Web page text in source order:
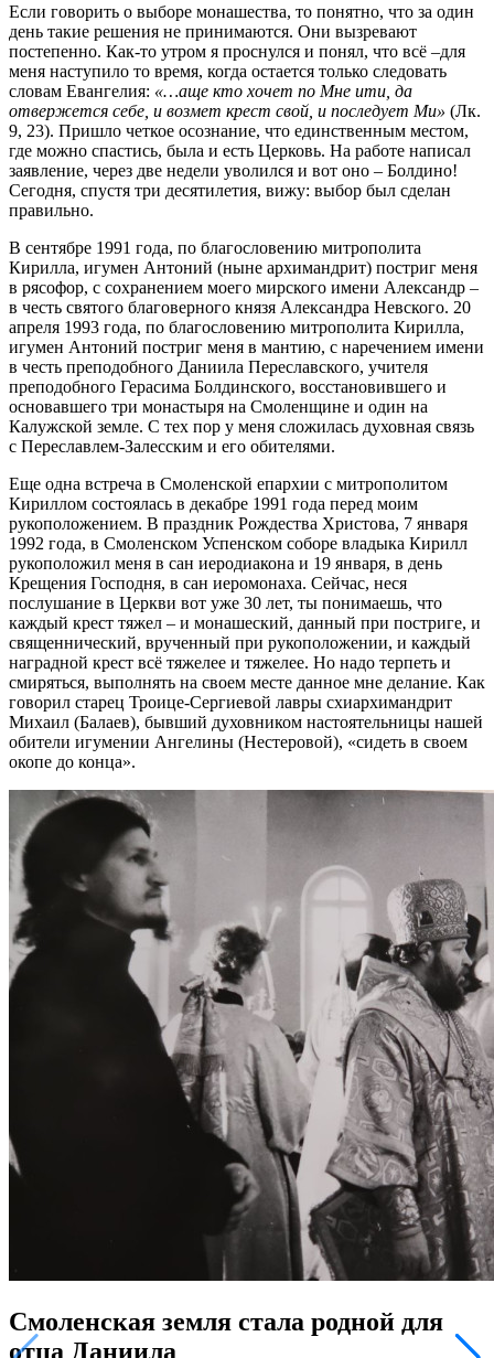
Если говорить о выборе монашества, то понятно, что за один
день такие решения не принимаются. Они вызревают
постепенно. Как-то утром я проснулся и понял, что всё –для
меня наступило то время, когда остается только следовать
словам Евангелия: «…аще кто хочет по Мне ити, да
отвержется себе, и возмет крест свой, и последует Ми» (Лк.
9, 23). Пришло четкое осознание, что единственным местом,
где можно спастись, была и есть Церковь. На работе написал
заявление, через две недели уволился и вот оно – Болдино!
Сегодня, спустя три десятилетия, вижу: выбор был сделан
правильно.
В сентябре 1991 года, по благословению митрополита
Кирилла, игумен Антоний (ныне архимандрит) постриг меня
в рясофор, с сохранением моего мирского имени Александр –
в честь святого благоверного князя Александра Невского. 20
апреля 1993 года, по благословению митрополита Кирилла,
игумен Антоний постриг меня в мантию, с наречением имени
в честь преподобного Даниила Переславского, учителя
преподобного Герасима Болдинского, восстановившего и
основавшего три монастыря на Смоленщине и один на
Калужской земле. С тех пор у меня сложилась духовная связь
с Переславлем-Залесским и его обителями.
Еще одна встреча в Смоленской епархии с митрополитом
Кириллом состоялась в декабре 1991 года перед моим
рукоположением. В праздник Рождества Христова, 7 января
1992 года, в Смоленском Успенском соборе владыка Кирилл
рукоположил меня в сан иеродиакона и 19 января, в день
Крещения Господня, в сан иеромонаха. Сейчас, неся
послушание в Церкви вот уже 30 лет, ты понимаешь, что
каждый крест тяжел – и монашеский, данный при постриге, и
священнический, врученный при рукоположении, и каждый
наградной крест всё тяжелее и тяжелее. Но надо терпеть и
смиряться, выполнять на своем месте данное мне делание. Как
говорил старец Троице-Сергиевой лавры схиархимандрит
Михаил (Балаев), бывший духовником настоятельницы нашей
обители игумении Ангелины (Нестеровой), «сидеть в своем
окопе до конца».
Смоленская земля стала родной для
отца Даниила